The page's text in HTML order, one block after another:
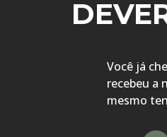
Você já
recebeu a
mesmo